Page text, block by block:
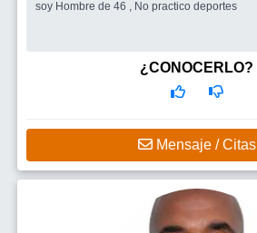
soy Hombre de 46 , No practico deportes
¿CONOCERLO?
Mensaje / Citas